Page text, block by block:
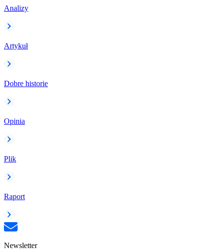
Analizy
Artykuł
Dobre historie
Opinia
Plik
Raport
Newsletter